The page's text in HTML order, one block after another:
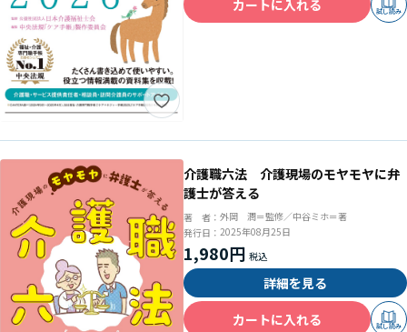
カートに入れる 試し読み
介護職六法 介護現場のモヤモヤに弁
護士が答える
著 者： 外岡 潤＝監修／中谷ミホ＝著
発行日： 2025年08月25日
1,980円
詳細を見る
カートに入れる
試し読み